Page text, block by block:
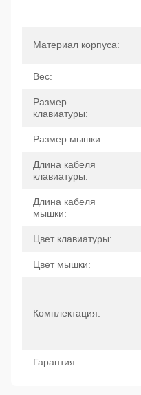
Материал корпуса:
Вес:
Размер
клавиатуры:
Размер мышки:
Длина кабеля
клавиатуры:
Длина кабеля
мышки:
Цвет клавиатуры:
Цвет мышки:
Комплектация:
Гарантия: